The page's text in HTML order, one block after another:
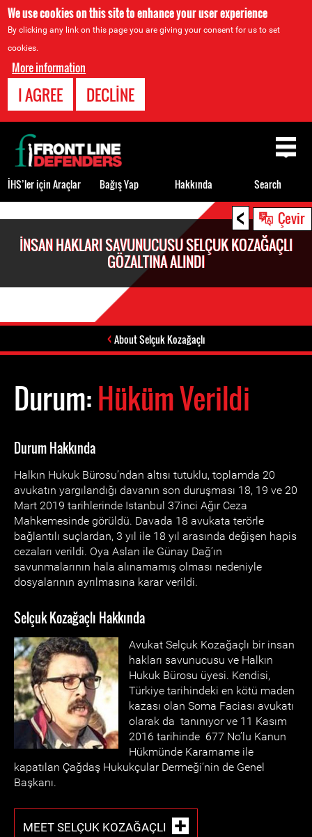
We use cookies on this site to enhance your user experience
By clicking any link on this page you are giving your consent for us to set
cookies.
More information
I AGREE DECLINE
< Çevir
İNSAN HAKLARI SAVUNUCUSU SELÇUK KOZAĞAÇLI
GÖZALTINA ALINDI
About Selçuk Kozağaçlı
Durum:Hüküm Verildi
Durum Hakkında
Halkın Hukuk Bürosu’ndan altısı tutuklu, toplamda 20
avukatın yargılandığı davanın son duruşması 18, 19 ve 20
Mart 2019 tarihlerinde Istanbul 37inci Ağır Ceza
Mahkemesinde görüldü. Davada 18 avukata terörle
bağlantılı suçlardan, 3 yıl ile 18 yıl arasında değişen hapis
cezaları verildi. Oya Aslan ile Günay Dağ’ın
savunmalarının hala alınamamış olması nedeniyle
dosyalarının ayrılmasına karar verildi.
Selçuk Kozağaçlı Hakkında
Avukat Selçuk Kozağaçlı bir insan
hakları savunucusu ve Halkın
Hukuk Bürosu üyesi. Kendisi,
Türkiye tarihindeki en kötü maden
kazası olan Soma Faciası avukatı
olarak da tanınıyor ve 11 Kasım
2016 tarihinde 677 No’lu Kanun
Hükmünde Kararname ile
kapatılan Çağdaş Hukukçular Dermeği’nin de Genel
Başkanı.
MEET SELÇUK KOZAĞAÇLI
Back
to
top
İHS’ler için Araçlar Bağış Yap Hakkında Search